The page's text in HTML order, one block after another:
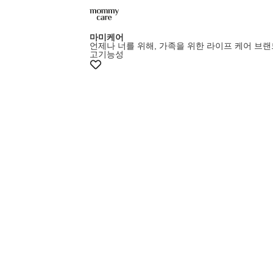
마미케어
언제나 너를 위해, 가족을 위한 라이프 케어 브랜
고기능성